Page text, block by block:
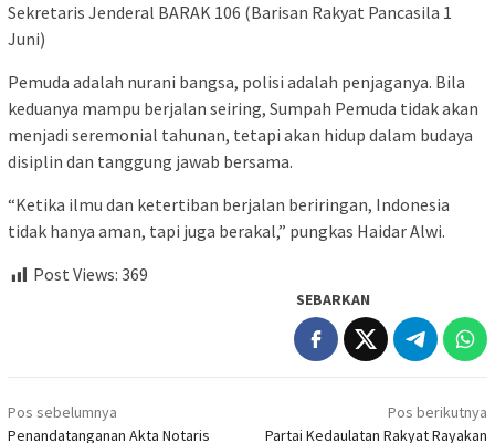
Sekretaris Jenderal BARAK 106 (Barisan Rakyat Pancasila 1
Juni)
Pemuda adalah nurani bangsa, polisi adalah penjaganya. Bila
keduanya mampu berjalan seiring, Sumpah Pemuda tidak akan
menjadi seremonial tahunan, tetapi akan hidup dalam budaya
disiplin dan tanggung jawab bersama.
“Ketika ilmu dan ketertiban berjalan beriringan, Indonesia
tidak hanya aman, tapi juga berakal,” pungkas Haidar Alwi.
Post Views: 369
SEBARKAN
Navigasi
pos
Pos sebelumnya
Penandatanganan Akta Notaris
Pos berikutnya
Partai Kedaulatan Rakyat Rayakan